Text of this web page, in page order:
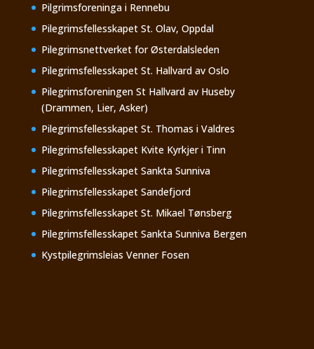
Pilgrimsforeninga i Rennebu
Pilegrimsfellesskapet St. Olav, Oppdal
Pilegrimsnettverket for Østerdalsleden
Pilegrimsfellesskapet St. Hallvard av Oslo
Pilegrimsforeningen St Hallvard av Huseby
(Drammen, Lier, Asker)
Pilegrimsfellesskapet St. Thomas i Valdres
Pilegrimsfellesskapet Kvite Kyrkjer i Tinn
Pilegrimsfellesskapet Sankta Sunniva
Pilegrimsfellesskapet Sandefjord
Pilegrimsfellesskapet St. Mikael Tønsberg
Pilegrimsfellesskapet Sankta Sunniva Bergen
Kystpilegrimsleias Venner Fosen